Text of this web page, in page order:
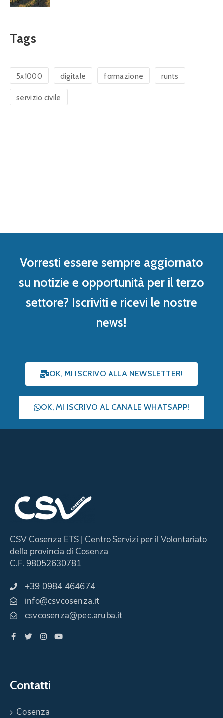
Tags
5x1000 digitale formazione runts
servizio civile
Vorresti essere sempre aggiornato
su notizie e opportunità per il terzo
settore? Iscriviti e ricevi le nostre
news!
OK, MI ISCRIVO ALLA NEWSLETTER!
OK, MI ISCRIVO AL CANALE WHATSAPP!
CSV Cosenza ETS | Centro Servizi per il Volontariato
della provincia di Cosenza
C.F. 98052630781
+39 0984 464674
info@csvcosenza.it
csvcosenza@pec.aruba.it
Contatti
Cosenza